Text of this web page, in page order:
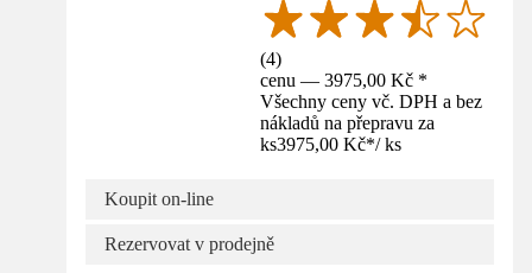
(4)
cenu — 3975,00 Kč *
Všechny ceny vč. DPH a bez
nákladů na přepravu za
ks3975,00 Kč*/ ks
Koupit on-line
Rezervovat v prodejně